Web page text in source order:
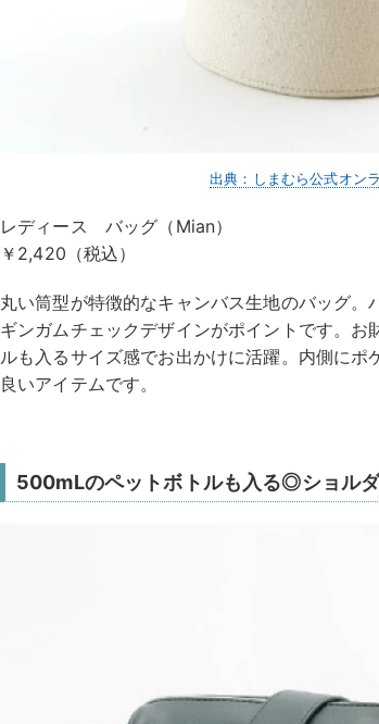
出典：しまむら公式オン
レディース バッグ（Mian）
￥2,420（税込）
丸い筒型が特徴的なキャンバス生地のバッグ
ギンガムチェックデザインがポイントです。
ルも入るサイズ感でお出かけに活躍。内側に
良いアイテムです。
500mLのペットボトルも入る◎ショル